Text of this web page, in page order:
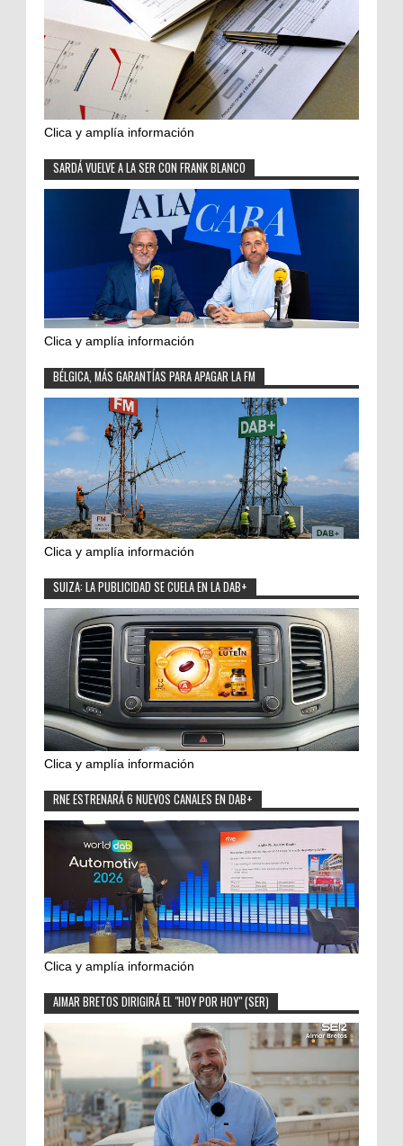
Clica y amplía información
SARDÁ VUELVE A LA SER CON FRANK BLANCO
Clica y amplía información
BÉLGICA, MÁS GARANTÍAS PARA APAGAR LA FM
Clica y amplía información
SUIZA: LA PUBLICIDAD SE CUELA EN LA DAB+
Clica y amplía información
RNE ESTRENARÁ 6 NUEVOS CANALES EN DAB+
Clica y amplía información
AIMAR BRETOS DIRIGIRÁ EL "HOY POR HOY" (SER)